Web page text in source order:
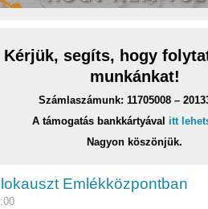
Kérjük, segíts, hogy
munkánkat!
Számlaszámunk: 11705008 –
A támogatás bankkártyával itt
Nagyon köszönjük.
Emlékközpontban